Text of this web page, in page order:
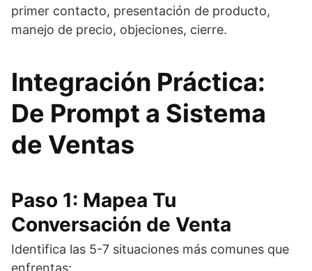
primer contacto, presentación de producto,
manejo de precio, objeciones, cierre.
Integración Práctica:
De Prompt a Sistema
de Ventas
Paso 1: Mapea Tu
Conversación de Venta
Identifica las 5-7 situaciones más comunes que
enfrentas: